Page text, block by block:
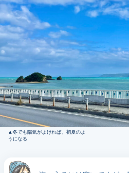
冬でも陽気がよければ、初夏のよ
うになる